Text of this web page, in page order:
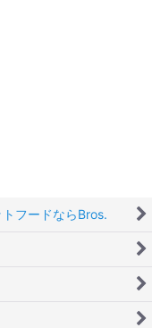
フードならBros.